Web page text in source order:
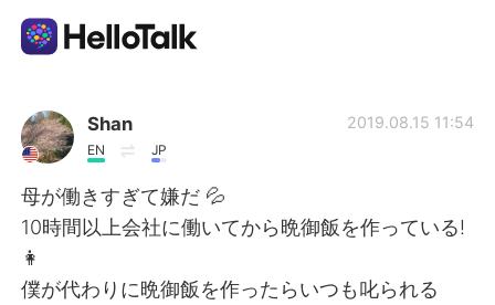
Dil Değişimi Uygulaması
AI Grammar Checker
Türkçe
Shan
EN JP
2019.08.15 11:54
母が働きすぎて嫌だ 💦
10時間以上会社に働いてから晩御飯を作っている!
👩
僕が代わりに晩御飯を作ったらいつも叱られる